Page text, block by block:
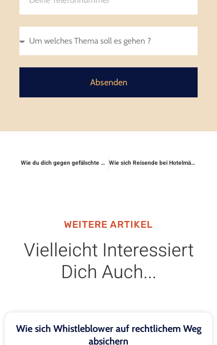
Absenden
Wie du dich gegen gefälschte Verträge schützt Wie sich Reisende bei Hotelmängeln absichern
WEITERE ARTIKEL
Vielleicht Interessiert
Dich Auch...
Wie sich Whistleblower auf rechtlichem Weg
absichern